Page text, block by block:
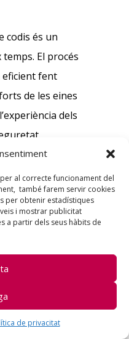
al correcte funcionament del
també farem servir cookies
per obtenir estadístiques
i mostrar publicitat
a partir dels seus hàbits de
de privacitat
codis és un
El procés
fent
de les eines
dels
codi. A més
per a la
noves
adoptar millors
una